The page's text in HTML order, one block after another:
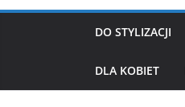
DO STYLIZACJI
DLA KOBIET